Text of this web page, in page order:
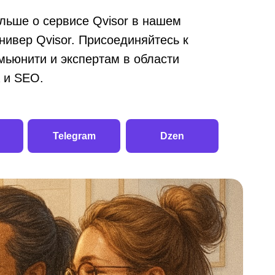
о сервисе Qvisor в нашем
Qvisor. Присоединяйтесь к
и экспертам в области
и SEO.
Telegram Dzen